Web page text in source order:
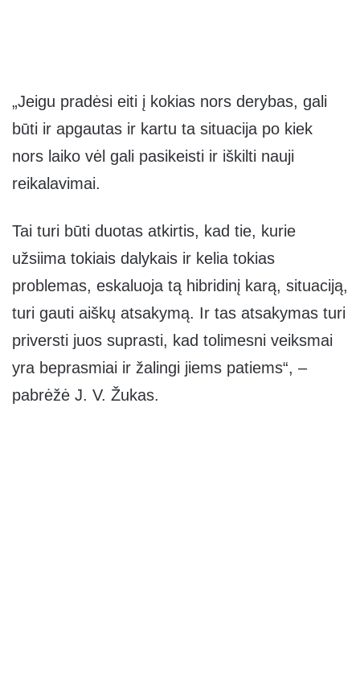
„Jeigu pradėsi eiti į kokias nors derybas, gali
būti ir apgautas ir kartu ta situacija po kiek
nors laiko vėl gali pasikeisti ir iškilti nauji
reikalavimai.
Tai turi būti duotas atkirtis, kad tie, kurie
užsiima tokiais dalykais ir kelia tokias
problemas, eskaluoja tą hibridinį karą, situaciją,
turi gauti aiškų atsakymą. Ir tas atsakymas turi
priversti juos suprasti, kad tolimesni veiksmai
yra beprasmiai ir žalingi jiems patiems“, –
pabrėžė J. V. Žukas.